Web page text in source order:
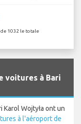
1032 le totale
voitures à Bari
Karol Wojtyła ont un
à l'aéroport de